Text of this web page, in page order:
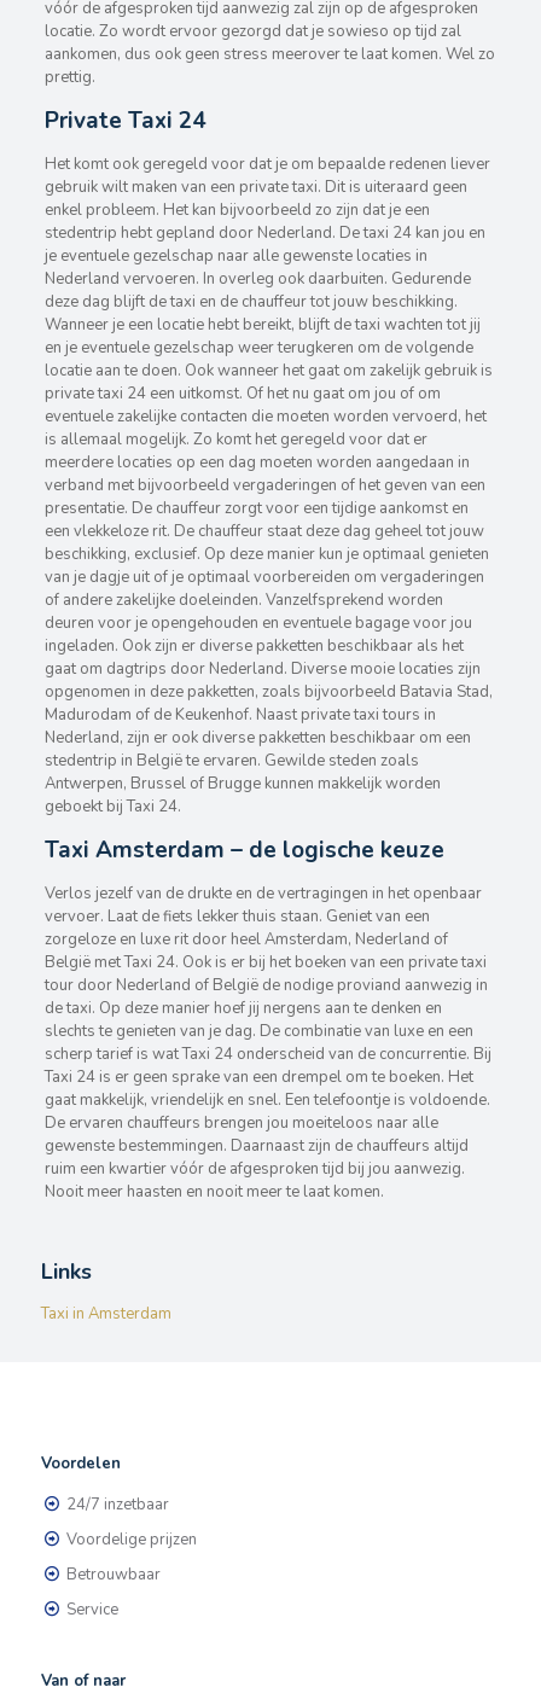
vóór de afgesproken tijd aanwezig zal zijn op de afgesproken
locatie. Zo wordt ervoor gezorgd dat je sowieso op tijd zal
aankomen, dus ook geen stress meerover te laat komen. Wel zo
prettig.
Private Taxi 24
Het komt ook geregeld voor dat je om bepaalde redenen liever
gebruik wilt maken van een private taxi. Dit is uiteraard geen
enkel probleem. Het kan bijvoorbeeld zo zijn dat je een
stedentrip hebt gepland door Nederland. De taxi 24 kan jou en
je eventuele gezelschap naar alle gewenste locaties in
Nederland vervoeren. In overleg ook daarbuiten. Gedurende
deze dag blijft de taxi en de chauffeur tot jouw beschikking.
Wanneer je een locatie hebt bereikt, blijft de taxi wachten tot jij
en je eventuele gezelschap weer terugkeren om de volgende
locatie aan te doen. Ook wanneer het gaat om zakelijk gebruik is
private taxi 24 een uitkomst. Of het nu gaat om jou of om
eventuele zakelijke contacten die moeten worden vervoerd, het
is allemaal mogelijk. Zo komt het geregeld voor dat er
meerdere locaties op een dag moeten worden aangedaan in
verband met bijvoorbeeld vergaderingen of het geven van een
presentatie. De chauffeur zorgt voor een tijdige aankomst en
een vlekkeloze rit. De chauffeur staat deze dag geheel tot jouw
beschikking, exclusief. Op deze manier kun je optimaal genieten
van je dagje uit of je optimaal voorbereiden om vergaderingen
of andere zakelijke doeleinden. Vanzelfsprekend worden
deuren voor je opengehouden en eventuele bagage voor jou
ingeladen. Ook zijn er diverse pakketten beschikbaar als het
gaat om dagtrips door Nederland. Diverse mooie locaties zijn
opgenomen in deze pakketten, zoals bijvoorbeeld Batavia Stad,
Madurodam of de Keukenhof. Naast private taxi tours in
Nederland, zijn er ook diverse pakketten beschikbaar om een
stedentrip in België te ervaren. Gewilde steden zoals
Antwerpen, Brussel of Brugge kunnen makkelijk worden
geboekt bij Taxi 24.
Taxi Amsterdam – de logische keuze
Verlos jezelf van de drukte en de vertragingen in het openbaar
vervoer. Laat de fiets lekker thuis staan. Geniet van een
zorgeloze en luxe rit door heel Amsterdam, Nederland of
België met Taxi 24. Ook is er bij het boeken van een private taxi
tour door Nederland of België de nodige proviand aanwezig in
de taxi. Op deze manier hoef jij nergens aan te denken en
slechts te genieten van je dag. De combinatie van luxe en een
scherp tarief is wat Taxi 24 onderscheid van de concurrentie. Bij
Taxi 24 is er geen sprake van een drempel om te boeken. Het
gaat makkelijk, vriendelijk en snel. Een telefoontje is voldoende.
De ervaren chauffeurs brengen jou moeiteloos naar alle
gewenste bestemmingen. Daarnaast zijn de chauffeurs altijd
ruim een kwartier vóór de afgesproken tijd bij jou aanwezig.
Nooit meer haasten en nooit meer te laat komen.
Links
Taxi in Amsterdam
Voordelen
24/7 inzetbaar
Voordelige prijzen
Betrouwbaar
Service
Van of naar